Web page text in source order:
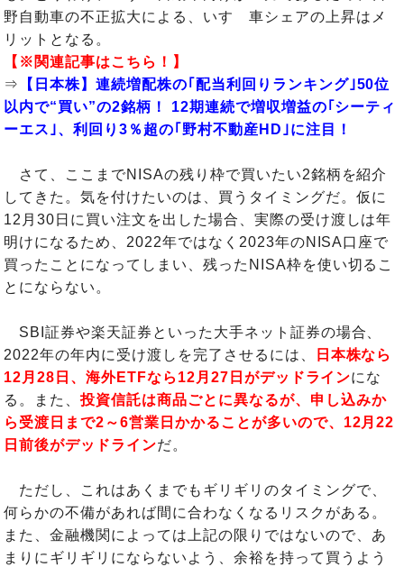
野自動車の不正拡大による、いすゞ車シェアの上昇はメ
リットとなる。
【※関連記事はこちら！】
⇒
【日本株】連続増配株の｢配当利回りランキング｣50位
以内で“買い”の2銘柄！ 12期連続で増収増益の｢シーティ
ーエス｣、利回り3％超の｢野村不動産HD｣に注目！
さて、ここまでNISAの残り枠で買いたい2銘柄を紹介
してきた。気を付けたいのは、買うタイミングだ。仮に
12月30日に買い注文を出した場合、実際の受け渡しは年
明けになるため、2022年ではなく2023年のNISA口座で
買ったことになってしまい、残ったNISA枠を使い切るこ
とにならない。
SBI証券や楽天証券といった大手ネット証券の場合、
2022年の年内に受け渡しを完了させるには、
日本株なら
12月28日、海外ETFなら12月27日がデッドラインにな
る。また、投資信託は商品ごとに異なるが、申し込みか
ら受渡日まで2～6営業日かかることが多いので、12月22
日前後がデッドラインだ。
ただし、これはあくまでもギリギリのタイミングで、
何らかの不備があれば間に合わなくなるリスクがある。
また、金融機関によっては上記の限りではないので、あ
まりにギリギリにならないよう、余裕を持って買うよう